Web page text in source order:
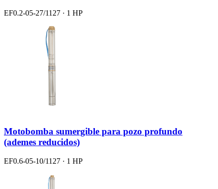
EF0.2-05-27/1127 · 1 HP
Motobomba sumergible para pozo profundo
(ademes reducidos)
EF0.6-05-10/1127 · 1 HP